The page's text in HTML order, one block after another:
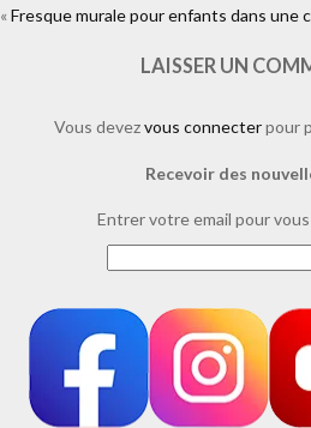
https://www.facebook.com/
«Fresque murale pour enfants dans une
LAISSER UN
Vous devezvous connecterpour
Recevoir des
Entrer votre email pour